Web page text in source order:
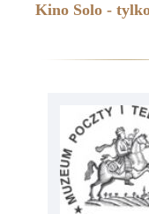
Kino Solo -